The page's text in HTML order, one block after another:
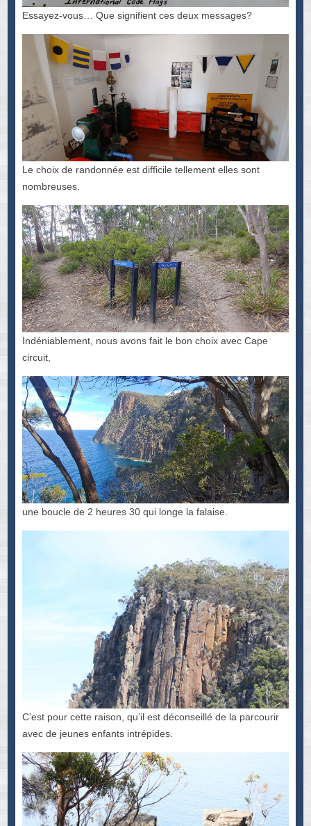
Essayez-vous… Que signifient ces deux messages?
Le choix de randonnée est difficile tellement elles sont
nombreuses.
Indéniablement, nous avons fait le bon choix avec Cape
circuit,
une boucle de 2 heures 30 qui longe la falaise.
C’est pour cette raison, qu’il est déconseillé de la parcourir
avec de jeunes enfants intrépides.